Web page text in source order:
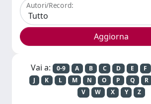
Autori/Record:
Vai a: 0-9 A B C D E F
J
K L M N O P Q R
V
W X Y Z